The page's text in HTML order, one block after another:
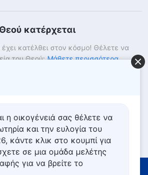
κατέρχεται
κατέλθει στον κόσμο! Θέλετε να
του Θεού; Μάθετε περισσότερα
μας μέσω Messenger
απορρήτου
η οικογένειά σας θέλετε να
και την ευλογία του
κάντε κλικ στο κουμπί για
σε μια ομάδα μελέτης
για να βρείτε το